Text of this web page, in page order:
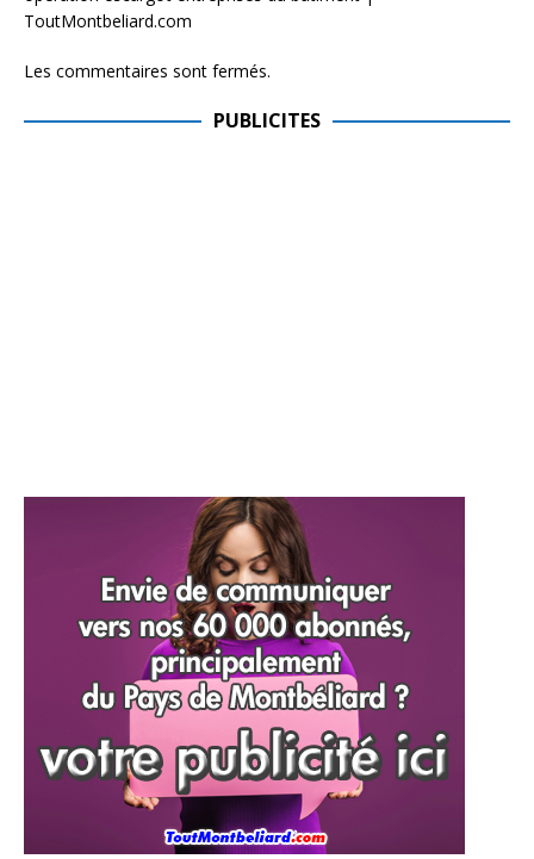
ToutMontbeliard.com
Les commentaires sont fermés.
PUBLICITES